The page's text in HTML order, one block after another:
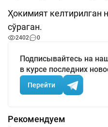
Ҳокимият келтирилган
сўраган.
2402 0
Подписывайтесь на
в курсе последних
Перейти
Рекомендуем